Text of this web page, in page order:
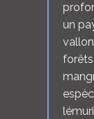
un
forêts